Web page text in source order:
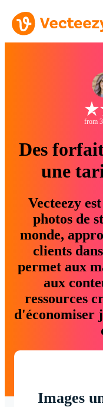
from
Des
une
Vecteezy
photos de
monde,
clients
permet aux
aux
ressources
d'économiser
Images